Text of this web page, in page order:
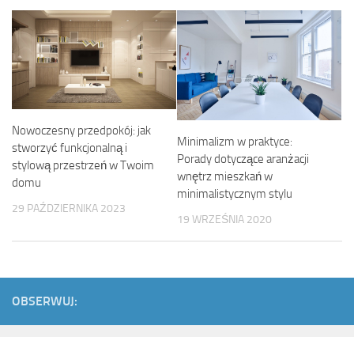
Nowoczesny przedpokój: jak
stworzyć funkcjonalną i
stylową przestrzeń w Twoim
domu
29 PAŹDZIERNIKA 2023
Minimalizm w praktyce:
Porady dotyczące aranżacji
wnętrz mieszkań w
minimalistycznym stylu
19 WRZEŚNIA 2020
OBSERWUJ: